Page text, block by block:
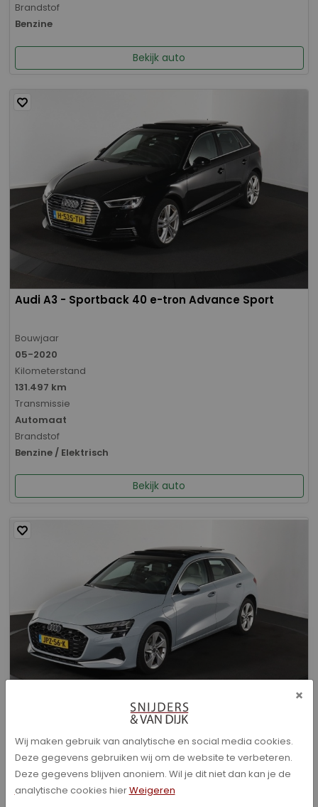
Brandstof
Benzine
Bekijk auto
Audi A3 - Sportback 40 e-tron Advance Sport
Bouwjaar
05-2020
Kilometerstand
131.497 km
Transmissie
Automaat
Brandstof
Benzine / Elektrisch
Bekijk auto
Audi A3 - Sportback 40 TFSI e Advanced edition
Bouwjaar
01-2026
Kilometerstand
×
Wij maken gebruik van analytische en social media cookies.
Deze gegevens gebruiken wij om de website te verbeteren.
Deze gegevens blijven anoniem. Wil je dit niet dan kan je de
analytische cookies hierWeigeren